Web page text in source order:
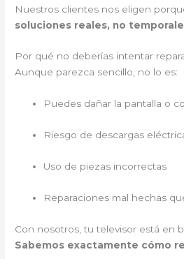
Nuestros clientes nos eligen
soluciones reales, no
Por qué no deberías intentar
Aunque parezca sencillo, no lo es:
Puedes dañar la pantalla o
Riesgo de descargas
Uso de piezas incorrectas
Reparaciones mal hechas
Con nosotros, tu televisor está en
Sabemos exactamente cómo